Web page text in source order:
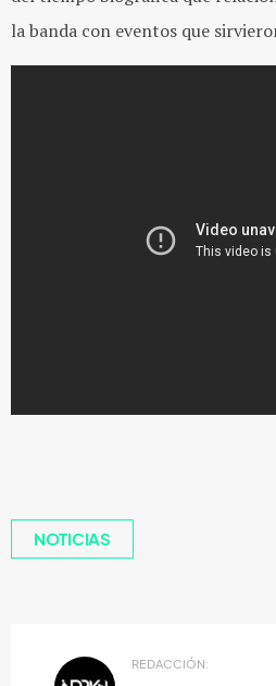
la banda con eventos que
NOTICIAS
REDACCIÓN: